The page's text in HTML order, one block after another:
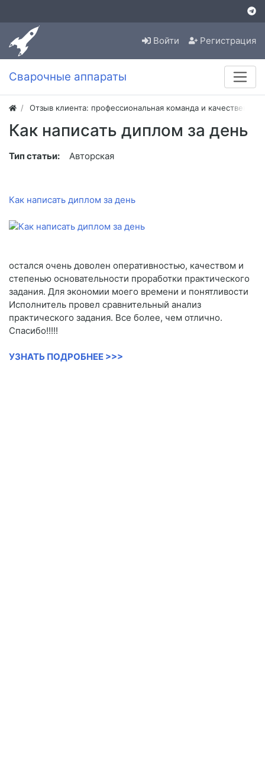
Войти Регистрация
Сварочные аппараты
Отзыв клиента: профессиональная команда и
Как написать диплом за день
Тип статьи: Авторская
Как написать диплом за день
остался очень доволен оперативностью, качеством и
степенью основательности проработки практического
задания. Для экономии моего времени и понятливости
Исполнитель провел сравнительный анализ
практического задания. Все более, чем отлично.
Спасибо!!!!!
УЗНАТЬ ПОДРОБНЕЕ >>>